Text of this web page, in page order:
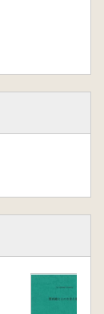
ら後
考える
を中心
紀の交
実相と